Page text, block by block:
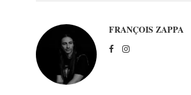
FRANÇOIS ZAPPA